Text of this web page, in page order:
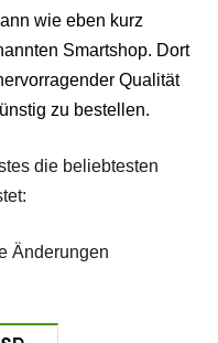
wie eben kurz
Smartshop. Dort
Qualität
zu bestellen.
die beliebtesten
Änderungen